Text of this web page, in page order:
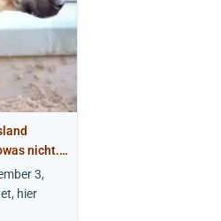
nicht.“
und
3,
hier